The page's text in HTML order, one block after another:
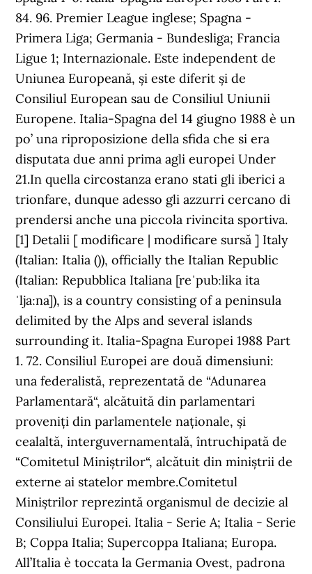
84. 96. Premier League inglese; Spagna -
Primera Liga; Germania - Bundesliga; Francia
Ligue 1; Internazionale. Este independent de
Uniunea Europeană, și este diferit și de
Consiliul European sau de Consiliul Uniunii
Europene. Italia-Spagna del 14 giugno 1988 è un
po’ una riproposizione della sfida che si era
disputata due anni prima agli europei Under
21.In quella circostanza erano stati gli iberici a
trionfare, dunque adesso gli azzurri cercano di
prendersi anche una piccola rivincita sportiva.
[1] Detalii [ modificare | modificare sursă ] Italy
(Italian: Italia ()), officially the Italian Republic
(Italian: Repubblica Italiana [reˈpubːlika ita
ˈljaːna]), is a country consisting of a peninsula
delimited by the Alps and several islands
surrounding it. Italia-Spagna Europei 1988 Part
1. 72. Consiliul Europei are două dimensiuni:
una federalistă, reprezentată de “Adunarea
Parlamentară“, alcătuită din parlamentari
proveniți din parlamentele naționale, și
cealaltă, interguvernamentală, întruchipată de
“Comitetul Miniștrilor“, alcătuit din miniștrii de
externe ai statelor membre.Comitetul
Miniștrilor reprezintă organismul de decizie al
Consiliului Europei. Italia - Serie A; Italia - Serie
B; Coppa Italia; Supercoppa Italiana; Europa.
All’Italia è toccata la Germania Ovest, padrona